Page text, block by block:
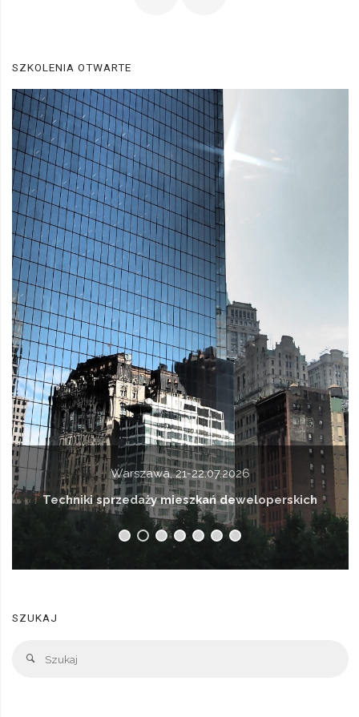
SZKOLENIA OTWARTE
Warszawa, 21-22.07.2026
Techniki sprzedaży mieszkań deweloperskich
SZUKAJ
Szukaj